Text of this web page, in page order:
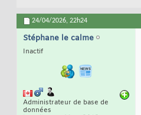
24/04/2026, 22h24
Stéphane le calme
Inactif
Administrateur de base de
données